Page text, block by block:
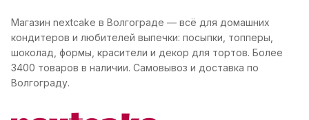
Магазин nextcake в Волгограде — всё для домашних
кондитеров и любителей выпечки: посыпки, топперы,
шоколад, формы, красители и декор для тортов. Более
3400 товаров в наличии. Самовывоз и доставка по
Волгограду.